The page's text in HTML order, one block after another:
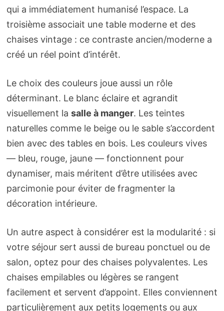
qui a immédiatement humanisé l’espace. La
troisième associait une table moderne et des
chaises vintage : ce contraste ancien/moderne a
créé un réel point d’intérêt.
Le choix des couleurs joue aussi un rôle
déterminant. Le blanc éclaire et agrandit
visuellement la salle à manger. Les teintes
naturelles comme le beige ou le sable s’accordent
bien avec des tables en bois. Les couleurs vives
— bleu, rouge, jaune — fonctionnent pour
dynamiser, mais méritent d’être utilisées avec
parcimonie pour éviter de fragmenter la
décoration intérieure.
Un autre aspect à considérer est la modularité : si
votre séjour sert aussi de bureau ponctuel ou de
salon, optez pour des chaises polyvalentes. Les
chaises empilables ou légères se rangent
facilement et servent d’appoint. Elles conviennent
particulièrement aux petits logements ou aux